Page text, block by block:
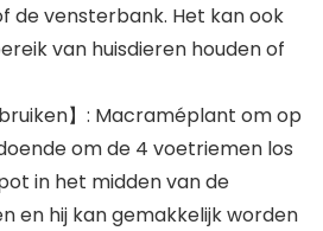
de vensterbank. Het kan ook
van huisdieren houden of
】: Macraméplant om op
om de 4 voetriemen los
in het midden van de
en hij kan gemakkelijk worden